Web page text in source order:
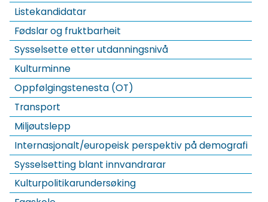
Listekandidatar
Fødslar og fruktbarheit
Sysselsette etter utdanningsnivå
Kulturminne
Oppfølgingstenesta (OT)
Transport
Miljøutslepp
Internasjonalt/europeisk perspektiv på demografi
Sysselsetting blant innvandrarar
Kulturpolitikarundersøking